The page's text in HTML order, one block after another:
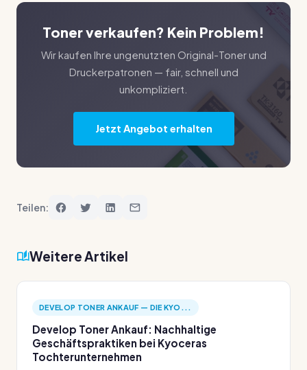
Toner verkaufen? Kein Problem!
Wir kaufen Ihre ungenutzten Original-Toner und
Druckerpatronen — fair, schnell und
unkompliziert.
Jetzt Angebot erhalten
Teilen:
Weitere Artikel
DEVELOP TONER ANKAUF — DIE KYO...
Develop Toner Ankauf: Nachhaltige
Geschäftspraktiken bei Kyoceras
Tochterunternehmen